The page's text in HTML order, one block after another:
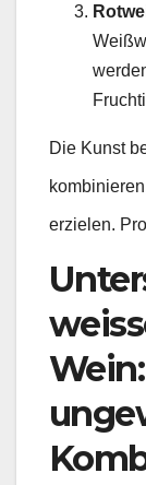
Die Kunst
erzielen.